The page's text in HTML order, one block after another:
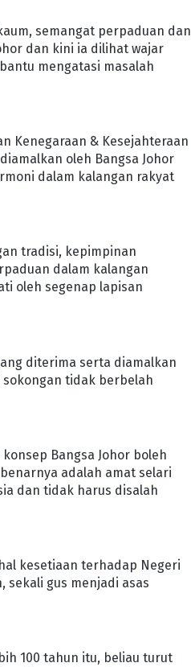
semangat perpaduan dan
dan kini ia dilihat wajar
mengatasi masalah
Kenegaraan & Kesejahteraan
oleh Bangsa Johor
dalam kalangan rakyat
tradisi, kepimpinan
dalam kalangan
oleh segenap lapisan
diterima serta diamalkan
sokongan tidak berbelah
Bangsa Johor boleh
adalah amat selari
dan tidak harus disalah
kesetiaan terhadap Negeri
sekali gus menjadi asas
100 tahun itu, beliau turut